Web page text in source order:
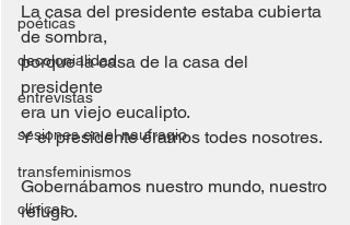
poéticas
decolonialidad
entrevistas
sesiones en el naufragio
transfeminismos
clínicas
La casa del presidente estaba cubierta
de sombra,
porque la casa de la casa del
presidente
era un viejo eucalipto.
Y el presidente éramos todes nosotres.
Gobernábamos nuestro mundo, nuestro
refugio.